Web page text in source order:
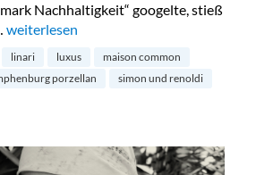
Nachhaltigkeit“ googelte, stieß
„Nachhaltigkeit und Luxus – ein
weiterlesen
linari luxus
maison common
porzellan
simon und renoldi